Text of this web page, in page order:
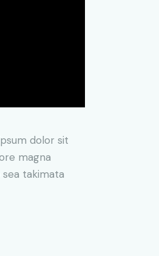
dolor sit
magna
takimata